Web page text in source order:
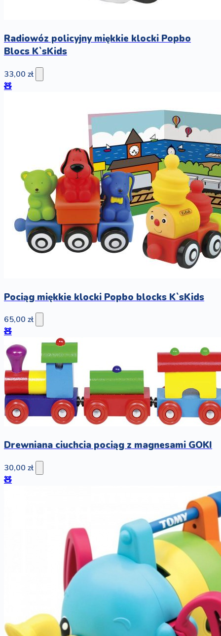
Radiowóz policyjny miękkie klocki Popbo
Blocs K`sKids
33,00 zł
🧸
Pociąg miękkie klocki Popbo blocks K`sKids
65,00 zł
🧸
Drewniana ciuchcia pociąg z magnesami GOKI
30,00 zł
🧸